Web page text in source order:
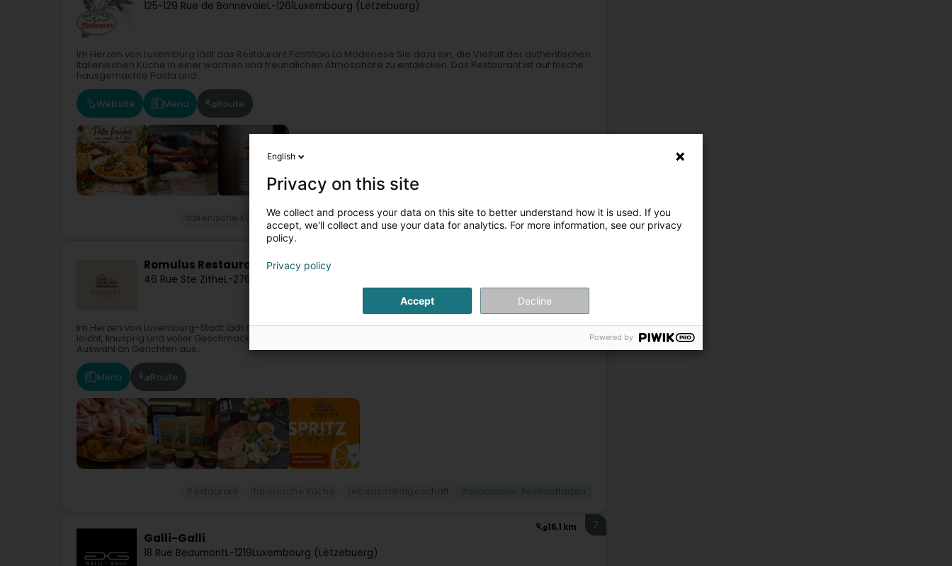
125-129 Rue de BonnevoieL-1261Luxembourg (Lëtzebuerg)
Im Herzen von Luxemburg lädt das Restaurant Pastificio La Modenese Sie dazu ein, die Vielfalt der authentischen
italienischen Küche in einer warmen und freundlichen Atmosphäre zu entdecken. Das Restaurant ist auf frische
hausgemachte Pasta und...
Website Menu Route
Italienische Küche Restaurant Italienische Spezialität Italienischer Feinkostladen
Romulus Restaurant
46 Rue Ste ZitheL-2763
Im Herzen von Luxemburg-Stadt lädt das Restaurant Romulus Sie ein, die echte römische Pinsa zu entdecken –
leicht, knusprig und voller Geschmack. Inspiriert von der römischen Küche bietet diese italienische Pinseria eine
Auswahl an Gerichten aus...
Menu Route
16,1 km
Galli-Galli
18 Rue BeaumontL-1219Luxembourg (Lëtzebuerg)
7
English
Privacy on this site
We collect and process your data on this site to better understand how it is used. If you
accept, we'll collect and use your data for analytics. For more information, see our privacy
policy.
Privacy policy
Accept Decline
Powered by